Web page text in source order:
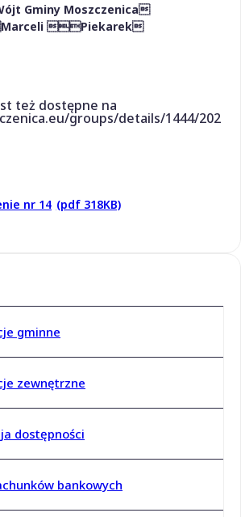
Gminy Moszczenica
Piekarek
też dostępne na
groups/details/1444/202
nr 14 (pdf 318KB)
gminne
zewnętrzne
dostępności
bankowych